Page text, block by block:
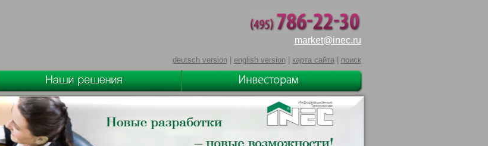
market@inec.ru
deutsch version| english version| карта сайта| поиск